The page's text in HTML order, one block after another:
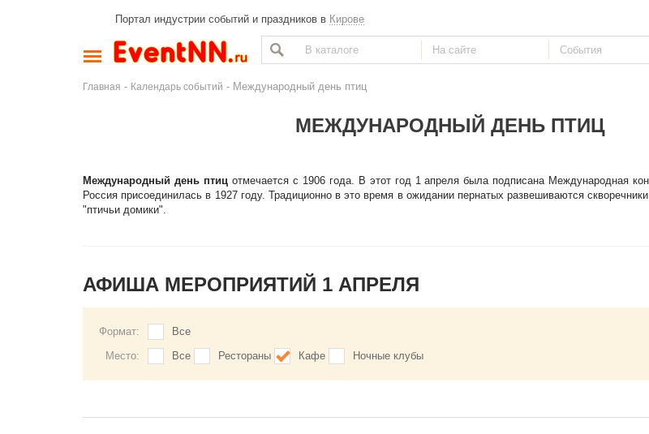
Портал индустрии событий и праздников в Кирове
Главная - Календарь событий - Международный день птиц
МЕЖДУНАРОДНЫЙ ДЕНЬ ПТИЦ
Международный день птицотмечается с 1906 года. В этот год 1 апреля была подписана Международная
Россия присоединилась в 1927 году. Традиционно в это время в ожидании пернатых развешиваются
"птичьи домики".
АФИША МЕРОПРИЯТИЙ 1 АПРЕЛЯ
Формат:
Все
Место:
Все Рестораны Кафе Ночные клубы